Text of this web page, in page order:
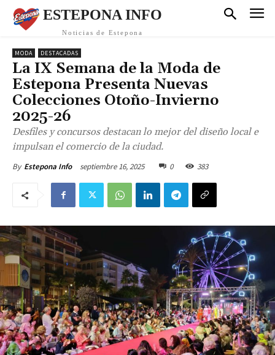
ESTEPONA INFO
Noticias de Estepona
MODA DESTACADAS
La IX Semana de la Moda de
Estepona Presenta Nuevas
Colecciones Otoño-Invierno
2025-26
Desfiles y concursos destacan lo mejor del diseño local e
impulsan el comercio de la ciudad.
By Estepona Info septiembre 16, 2025 0 383